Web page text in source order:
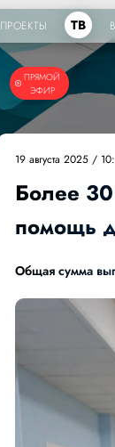
ПРОЕКТЫ ТВ
ПРЯМОЙ
ЭФИР
19 августа 2025 /
Более
помощь
Общая сумма